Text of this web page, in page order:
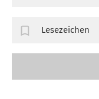
Lesezeichen